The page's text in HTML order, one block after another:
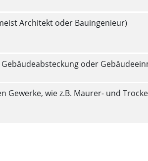
Architekt oder Bauingenieur)
oder
Gewerke, wie z.B. Maurer- und